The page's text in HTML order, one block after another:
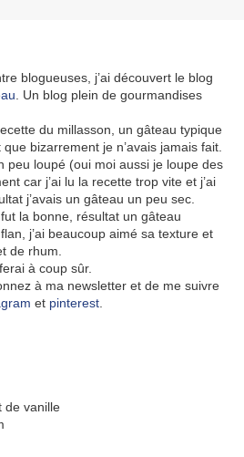
blogueuses, j’ai découvert le blog
. Un blog plein de gourmandises
du millasson, un gâteau typique
bizarrement je n’avais jamais fait.
peu loupé (oui moi aussi je loupe des
car j’ai lu la recette trop vite et j’ai
j’avais un gâteau un peu sec.
la bonne, résultat un gâteau
j’ai beaucoup aimé sa texture et
de rhum.
à coup sûr.
à ma newsletter et de me suivre
et pinterest
de vanille